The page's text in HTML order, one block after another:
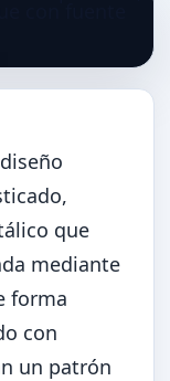
que
mediante
forma
con
un patrón